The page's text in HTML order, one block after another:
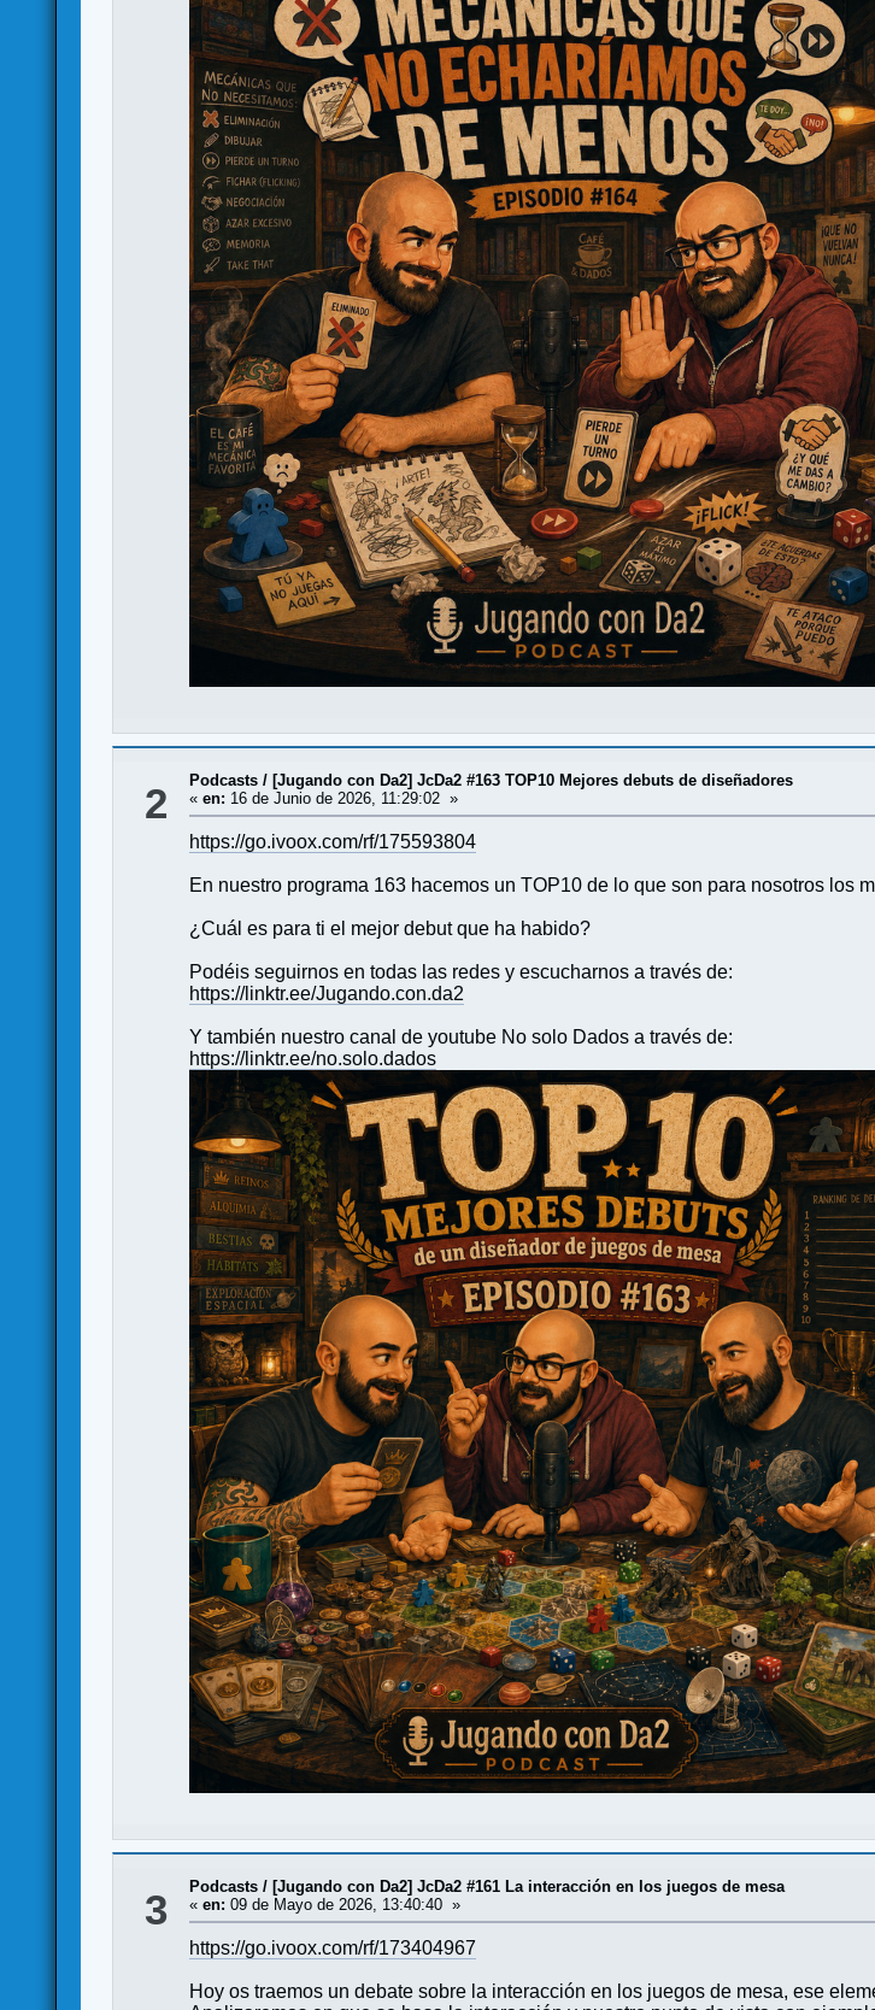
2 Podcasts / [Jugando con Da2] JcDa2 #163 TOP10 Mejores debuts de diseñadores
«en: 16 de Junio de 2026, 11:29:02 »
https://go.ivoox.com/rf/175593804
En nuestro programa 163 hacemos un TOP10 de lo que son para nosotros los
¿Cuál es para ti el mejor debut que ha habido?
Podéis seguirnos en todas las redes y escucharnos a través de:
https://linktr.ee/Jugando.con.da2
Y también nuestro canal de youtube No solo Dados a través de:
https://linktr.ee/no.solo.dados
3 Podcasts / [Jugando con Da2] JcDa2 #161 La interacción en los juegos de mesa
«en: 09 de Mayo de 2026, 13:40:40 »
https://go.ivoox.com/rf/173404967
Hoy os traemos un debate sobre la interacción en los juegos de mesa, ese